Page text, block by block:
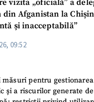
vizita „oficială” a
Afganistan la
și inacceptabilă”
09:52
pentru
și a riscurilor generate